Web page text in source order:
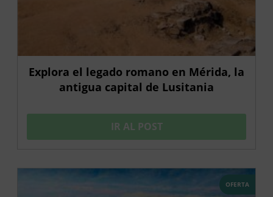
Explora el legado romano en Mérida, la
antigua capital de Lusitania
IR AL POST
OFERTA